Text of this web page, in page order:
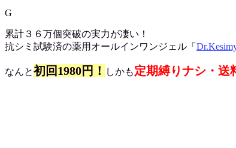
G
累計３６万個突破の実力が凄い！
抗シミ試験済の薬用オールインワンジェル「
なんと初回1980円！ しかも定期縛りナシ・送